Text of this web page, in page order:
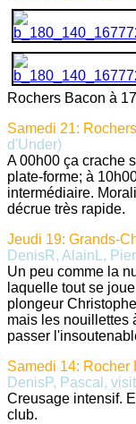
Rochers Bacon à
Samedi 21:
d'Under)
A 00h00 ça crache
plate-forme; à
intermédiaire.
décrue très rapide.
Jeudi 19: Grands-
DenisR, AlainL,
Un peu comme la
laquelle tout se
plongeur
mais les nouillettes
passer
Samedi 14: Rocher
DenisP, Pascal,
Creusage intensif.
club.